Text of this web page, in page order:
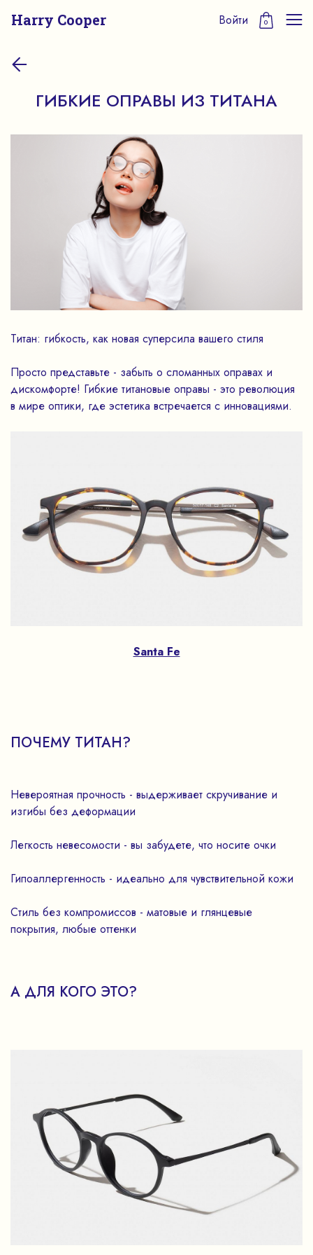
Harry Cooper Войти 0
ГИБКИЕ ОПРАВЫ ИЗ ТИТАНА
Титан: гибкость, как новая суперсила вашего стиля
Просто представьте - забыть о сломанных оправах и
дискомфорте! Гибкие титановые оправы - это революция
в мире оптики, где эстетика встречается с инновациями.
Santa Fe
ПОЧЕМУ ТИТАН?
Невероятная прочность - выдерживает скручивание и
изгибы без деформации
Легкость невесомости - вы забудете, что носите очки
Гипоаллергенность - идеально для чувствительной кожи
Стиль без компромиссов - матовые и глянцевые
покрытия, любые оттенки
А ДЛЯ КОГО ЭТО?